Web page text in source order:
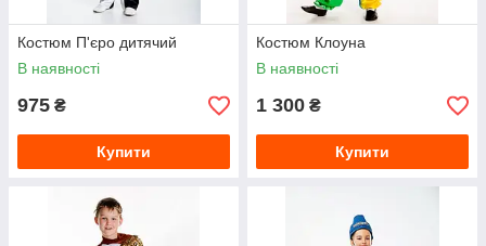
Костюм П'єро дитячий
В наявності
975 ₴
Купити
Костюм Клоуна
В наявності
1 300 ₴
Купити